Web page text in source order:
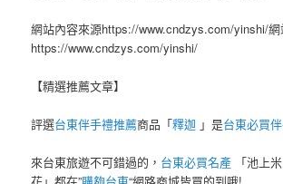
網站內容來源https://www.cndzys.com/yinshi/
https://www.cndzys.com/yinshi/
【精選推薦文章】
評選台東伴手禮推薦商品「釋迦 」是台東必買
來台東旅遊不可錯過的， 台東必買名產 「池上